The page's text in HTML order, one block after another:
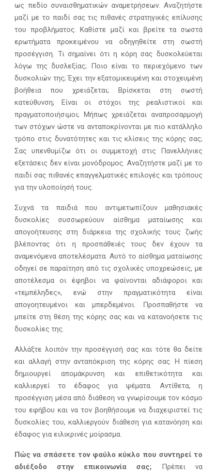
ως πεδίο συναισθηματικών αναμετρήσεων. Αναζητήστε
μαζί με το παιδί σας τις πιθανές στρατηγικές επίλυσης
του προβλήματος. Καθίστε μαζί και βρείτε τα σωστά
ερωτήματα προκειμένου να οδηγηθείτε στη σωστή
προσέγγιση. Τι σημαίνει ότι η κόρη σας δυσκολεύεται
λόγω της δυσλεξίας; Ποιο είναι το περιεχόμενο των
δυσκολιών της; Έχει την εξατομικευμένη και στοχευμένη
βοήθεια που χρειάζεται; Βρίσκεται στη σωστή
κατεύθυνση; Είναι οι στόχοι της ρεαλιστικοί και
πραγματοποιήσιμοι; Μήπως χρειάζεται αναπροσαρμογή
των στόχων ώστε να ανταποκρίνονται με πιο κατάλληλο
τρόπο στις δυνατότητες και τις κλίσεις της κόρης σας;
Σας υπενθυμίζω ότι οι συμμετοχή στις Πανελλήνιες
εξετάσεις δεν είναι μονόδρομος. Αναζητήστε μαζί με το
παιδί σας πιθανές επαγγελματικές επιλογές και τρόπους
για την υλοποίησή τους.
Συχνά τα παιδιά που αντιμετωπίζουν μαθησιακές
δυσκολίες συσσωρεύουν αίσθημα ματαίωσης και
απογοήτευσης στη διάρκεια της σχολικής τους ζωής
βλέποντας ότι η προσπάθειές τους δεν έχουν τα
αναμενόμενα αποτελέσματα. Αυτό το αίσθημα ματαίωσης
οδηγεί σε παραίτηση από τις σχολικές υποχρεώσεις, με
αποτέλεσμα οι έφηβοι να φαίνονται αδιάφοροι και
«τεμπέληδες», ενώ στην πραγματικότητα είναι
απογοητευμένοι και μπερδεμένοι. Προσπαθήστε να
μπείτε στη θέση της κόρης σας και να κατανοήσετε τις
δυσκολίες της.
Αλλάξτε λοιπόν την προσέγγισή σας και τότε θα δείτε
και αλλαγή στην ανταπόκριση της κόρης σας. Η πίεση
δημιουργεί απομάκρυνση και επιθετικότητα και
καλλιεργεί το έδαφος για ψέματα. Αντίθετα, η
προσέγγιση μέσα από διάθεση να γνωρίσουμε τον κόσμο
του εφήβου και να τον βοηθήσουμε να διαχειριστεί τις
δυσκολίες του, καλλιεργούν διάθεση για κατανόηση και
έδαφος για ειλικρινές μοίρασμα.
Πώς να σπάσετε τον φαύλο κύκλο που συντηρεί το
αδιέξοδο στην επικοινωνία σας; Πρέπει να